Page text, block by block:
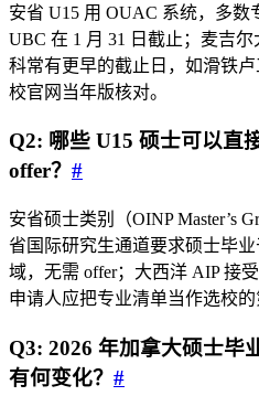
安省 U15 用 OUAC 系统，多数
UBC 在 1 月 31 日截止；麦吉
科常有更早的截止日，如滑铁
校官网当年版核对。
Q2: 哪些 U15 硕士可以直
offer？ #
安省硕士类别（OINP Master’s
省国际研究生通道要求硕士毕
域，无需 offer；大西洋 AIP 接
申请人应把专业清单当作选校的
Q3: 2026 年加拿大硕士毕
有何变化？ #